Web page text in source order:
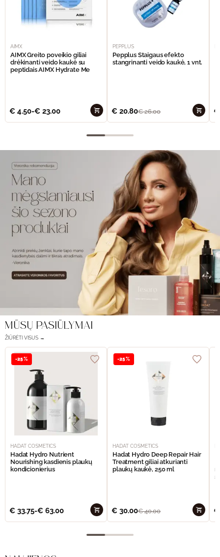
AIMX
AIMX Greito poveikio giliai
drėkinanti veido kaukė su
peptidais AIMX Hydrate Me
€ 4.50-€ 23.00
PEPPLUS
Pepplus Staigaus efekto
stangrinanti veido kaukė, 1 vnt.
€ 20.80€26.00 €
MŪSŲ PASIŪLYMAI
ŽIŪRĖTI VISUS →
-25%
HADAT COSMETICS
Hadat Hydro Nutrient
Nourishing kasdienis plaukų
kondicionierius
€ 33.75-€ 63.00
-25%
HADAT COSMETICS
Hadat Hydro Deep Repair Hair
Treatment giliai atkurianti
plaukų kaukė, 250 ml
€ 30.00€40.00 €